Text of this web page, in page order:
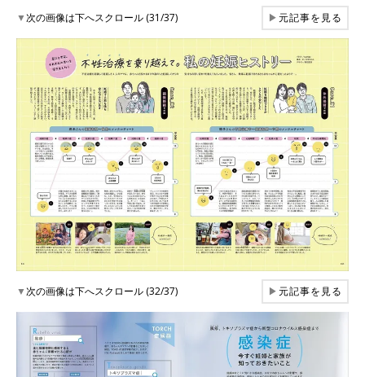
▼次の画像は下へスクロール (31/37) ▶元記事を見る
▼次の画像は下へスクロール (32/37) ▶元記事を見る